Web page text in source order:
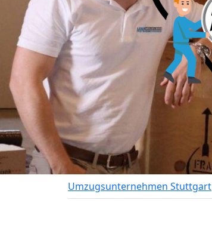
Umzugsunternehmen Stuttgart